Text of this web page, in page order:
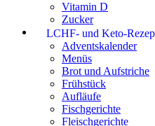
Vitamin D
Zucker
LCHF- und Keto-
Adventskalender
Menüs
Brot und Aufstriche
Frühstück
Aufläufe
Fischgerichte
Fleischgerichte